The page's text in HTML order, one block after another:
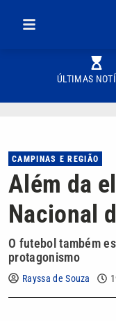
ÚLTIMAS
CAMPINAS E REGIÃO
Além da
Nacional
O futebol também
protagonismo
Rayssa de Souza